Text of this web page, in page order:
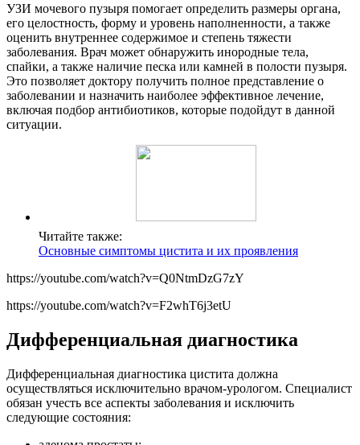
УЗИ мочевого пузыря помогает определить размеры органа,
его целостность, форму и уровень наполненности, а также
оценить внутреннее содержимое и степень тяжести
заболевания. Врач может обнаружить инородные тела,
спайки, а также наличие песка или камней в полости пузыря.
Это позволяет доктору получить полное представление о
заболевании и назначить наиболее эффективное лечение,
включая подбор антибиотиков, которые подойдут в данной
ситуации.
Читайте также:
Основные симптомы цистита и их проявления
https://youtube.com/watch?v=Q0NtmDzG7zY
https://youtube.com/watch?v=F2whT6j3etU
Дифференциальная диагностика
Дифференциальная диагностика цистита должна
осуществляться исключительно врачом-урологом. Специалист
обязан учесть все аспекты заболевания и исключить
следующие состояния: